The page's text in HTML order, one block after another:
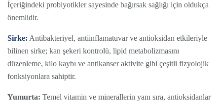
İçeriğindeki probiyotikler sayesinde bağırsak sağlığı için oldukça
önemlidir.
Sirke: Antibakteriyel, antiinflamatuvar ve antioksidan etkileriyle
bilinen sirke; kan şekeri kontrolü, lipid metabolizmasını
düzenleme, kilo kaybı ve antikanser aktivite gibi çeşitli fizyolojik
fonksiyonlara sahiptir.
Yumurta: Temel vitamin ve minerallerin yanı sıra, antioksidanlar